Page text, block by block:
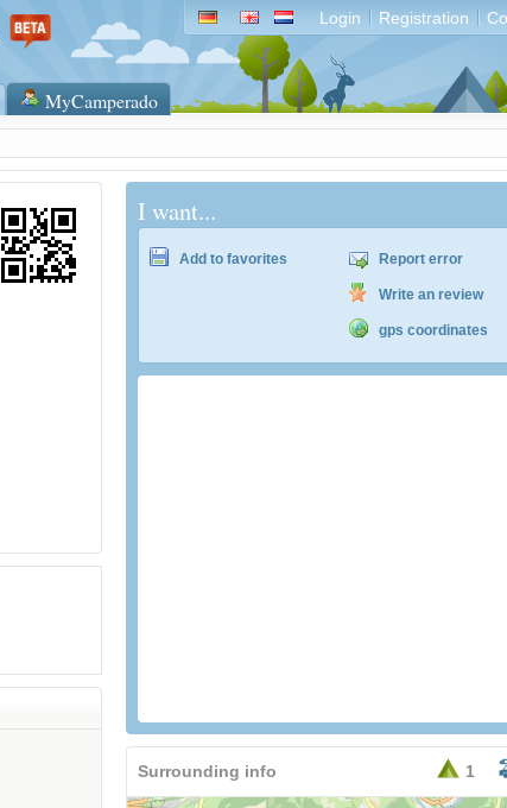
Login Registration
MyCamperado
I want...
Add to favorites Report error
Write an review
gps coordinates
1
Surrounding info